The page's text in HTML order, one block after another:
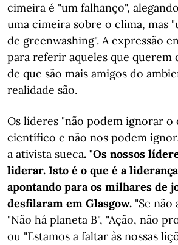
cimeira é "um falhanço",
uma cimeira sobre o clima, mas
de greenwashing". A expressão
para referir aqueles que querem
de que são mais amigos do
realidade são.
Os líderes "não podem ignorar o
científico e não nos podem
a ativista sueca. "Os nossos
liderar. Isto é o que é a
apontando para os milhares de
desfilaram em Glasgow. "Se não
"Não há planeta B", "Ação, não
ou "Estamos a faltar às nossas